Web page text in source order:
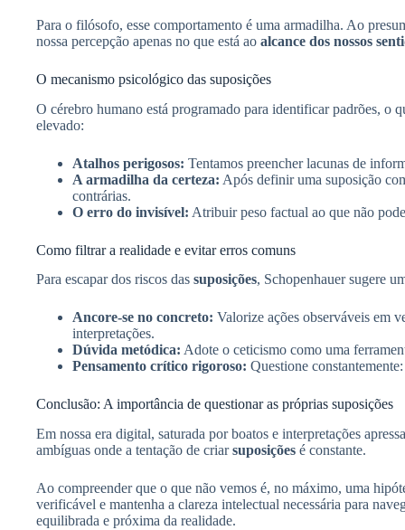
Para o filósofo, esse comportamento é uma armadilha. Ao
nossa percepção apenas no que está ao alcance dos nossos
O mecanismo psicológico das suposições
O cérebro humano está programado para identificar padrões, o
elevado:
Atalhos perigosos: Tentamos preencher lacunas de
A armadilha da certeza: Após definir uma suposição
contrárias.
O erro do invisível: Atribuir peso factual ao que não
Como filtrar a realidade e evitar erros comuns
Para escapar dos riscos das suposições, Schopenhauer sugere
Ancore-se no concreto: Valorize ações observáveis em
interpretações.
Dúvida metódica: Adote o ceticismo como uma
Pensamento crítico rigoroso: Questione
Conclusão: A importância de questionar as próprias suposições
Em nossa era digital, saturada por boatos e interpretações
ambíguas onde a tentação de criarsuposições é constante.
Ao compreender que o que não vemos é, no máximo, uma
verificável e mantenha a clareza intelectual necessária para
equilibrada e próxima da realidade.